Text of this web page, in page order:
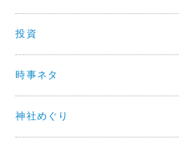
投資
時事ネタ
神社めぐり